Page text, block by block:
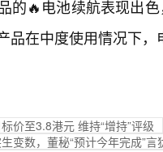
的🔥电池续航表现出
品在中度使用情况下，
价至3.8港元 维持“增持”评级
变数，董秘“预计今年完成”言